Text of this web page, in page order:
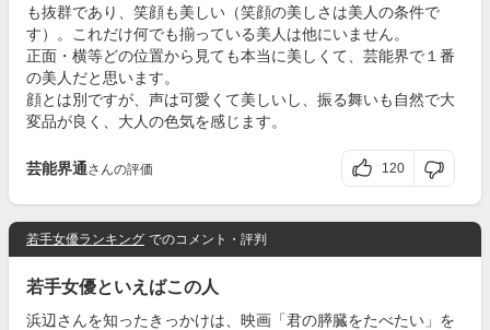
も抜群であり、笑顔も美しい（笑顔の美しさは美人の条件で
す）。これだけ何でも揃っている美人は他にいません。
正面・横等どの位置から見ても本当に美しくて、芸能界で１番
の美人だと思います。
顔とは別ですが、声は可愛くて美しいし、振る舞いも自然で大
変品が良く、大人の色気を感じます。
芸能界通さんの評価 120
若手女優ランキング でのコメント・評判
若手女優といえばこの人
浜辺さんを知ったきっかけは、映画「君の膵臓をたべたい」を